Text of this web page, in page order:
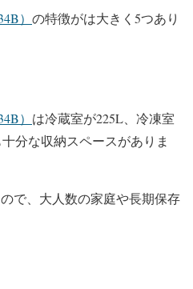
） の特徴がは大きく5つあり
） は冷蔵室が225L、冷凍室
分な収納スペースがありま
で、大人数の家庭や長期保存